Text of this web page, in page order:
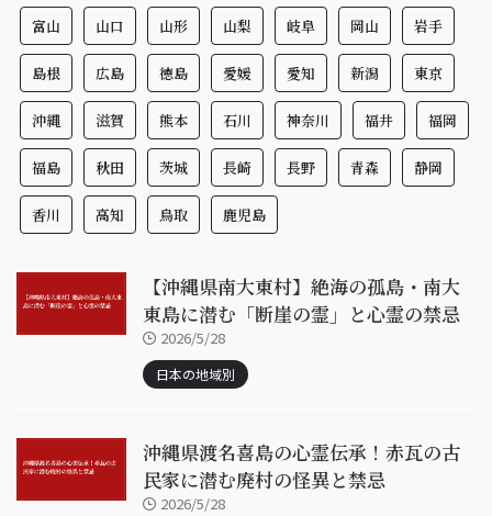
富山 山口 山形 山梨 岐阜 岡山 岩手
島根 広島 徳島 愛媛 愛知 新潟 東京
沖縄 滋賀 熊本 石川 神奈川 福井 福岡
福島 秋田 茨城 長崎 長野 青森 静岡
香川 高知 鳥取 鹿児島
【沖縄県南大東村】絶海の孤島・南大
東島に潜む「断崖の霊」と心霊の禁忌
2026/5/28
日本の地域別
沖縄県渡名喜島の心霊伝承！赤瓦の古
民家に潜む廃村の怪異と禁忌
2026/5/28